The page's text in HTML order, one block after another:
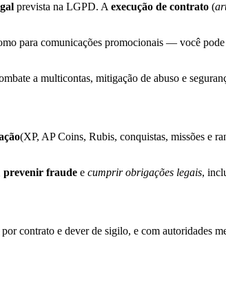
prevista na LGPD. A execução de contrato (
para comunicações promocionais — você pode
a multicontas, mitigação de abuso e
(XP, AP Coins, Rubis, conquistas, missões e
prevenir fraude e cumprir obrigações legais,
contrato e dever de sigilo, e com autoridades